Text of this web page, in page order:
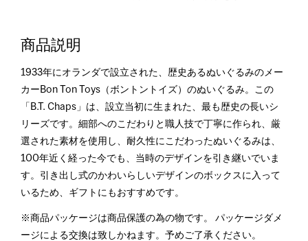
商品説明
1933年にオランダで設立された、歴史あるぬいぐるみのメー
カーBon Ton Toys（ボントントイズ）のぬいぐるみ。この
「B.T. Chaps」は、設立当初に生まれた、最も歴史の長いシ
リーズです。細部へのこだわりと職人技で丁寧に作られ、厳
選された素材を使用し、耐久性にこだわったぬいぐるみは、
100年近く経った今でも、当時のデザインを引き継いでいま
す。引き出し式のかわいらしいデザインのボックスに入って
いるため、ギフトにもおすすめです。
※商品パッケージは商品保護の為の物です。 パッケージダメ
ージによる交換は致しかねます。予めご了承ください。